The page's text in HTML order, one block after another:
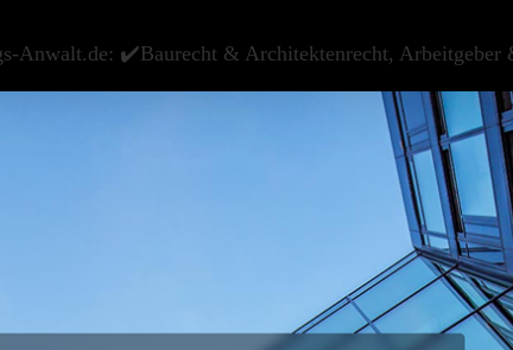
Anwalt.de: ✔️Baurecht & Architektenrecht, Arbeitgeber